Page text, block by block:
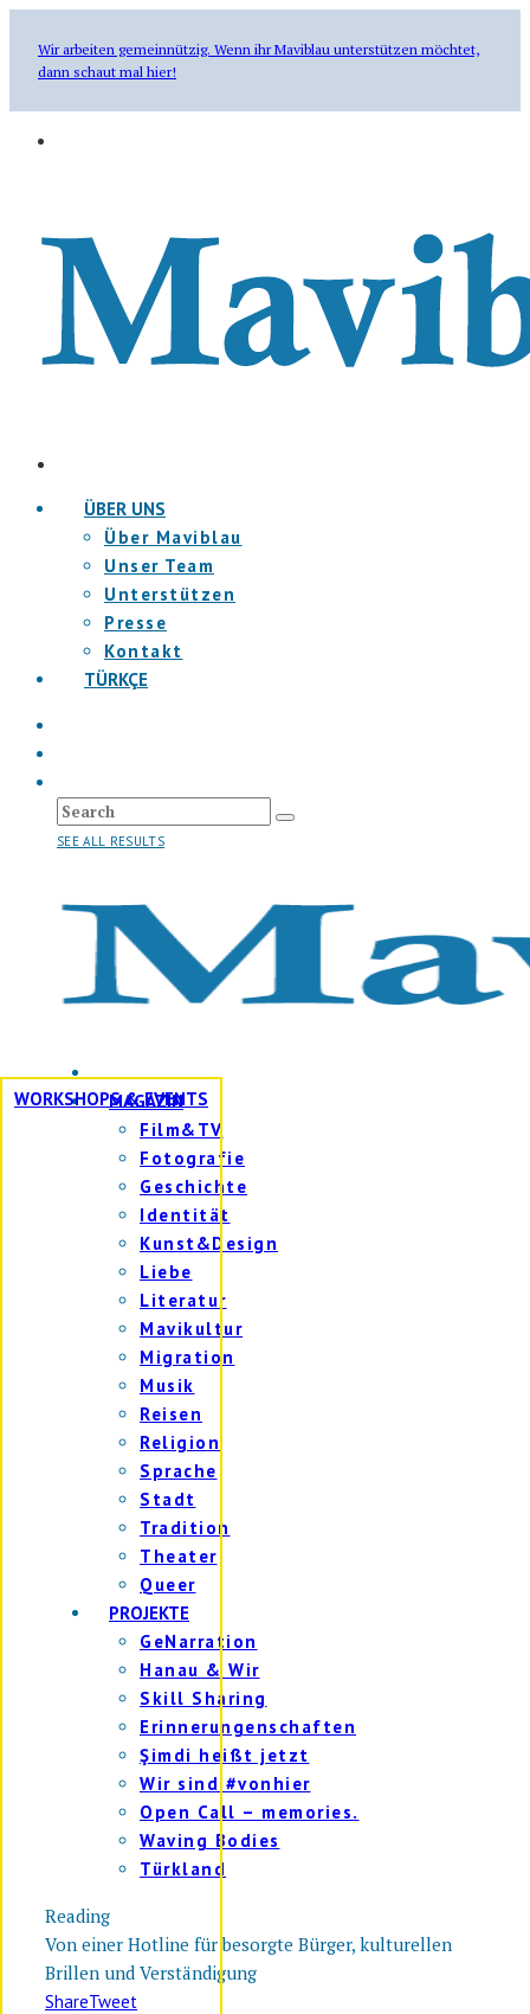
Wir arbeiten gemeinnützig. Wenn ihr Maviblau unterstützen möchtet,
dann schaut mal hier!
ÜBER UNS
Über Maviblau
Unser Team
Unterstützen
Presse
Kontakt
TÜRKÇE
SEE ALL RESULTS
WORKSHOPS & EVENTS
MAGAZIN
Film&TV
Fotografie
Geschichte
Identität
Kunst&Design
Liebe
Literatur
Mavikultur
Migration
Musik
Reisen
Religion
Sprache
Stadt
Tradition
Theater
Queer
PROJEKTE
GeNarration
Hanau & Wir
Skill Sharing
Erinnerungenschaften
Şimdi heißt jetzt
Wir sind #vonhier
Open Call – memories.
Waving Bodies
Türkland
Reading
Von einer Hotline für besorgte Bürger, kulturellen
Brillen und Verständigung
ShareTweet